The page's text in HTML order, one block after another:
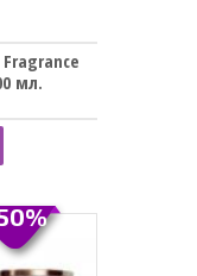
мл.